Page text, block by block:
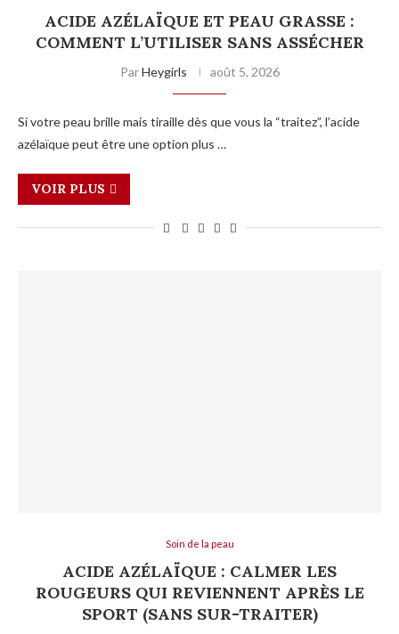
ACIDE AZÉLAÏQUE ET PEAU GRASSE :
COMMENT L’UTILISER SANS ASSÉCHER
ParHeygirls août 5, 2026
Si votre peau brille mais tiraille dès que vous la “traitez”, l’acide
azélaïque peut être une option plus …
VOIR PLUS
Soin de la peau
ACIDE AZÉLAÏQUE : CALMER LES
ROUGEURS QUI REVIENNENT APRÈS LE
SPORT (SANS SUR-TRAITER)